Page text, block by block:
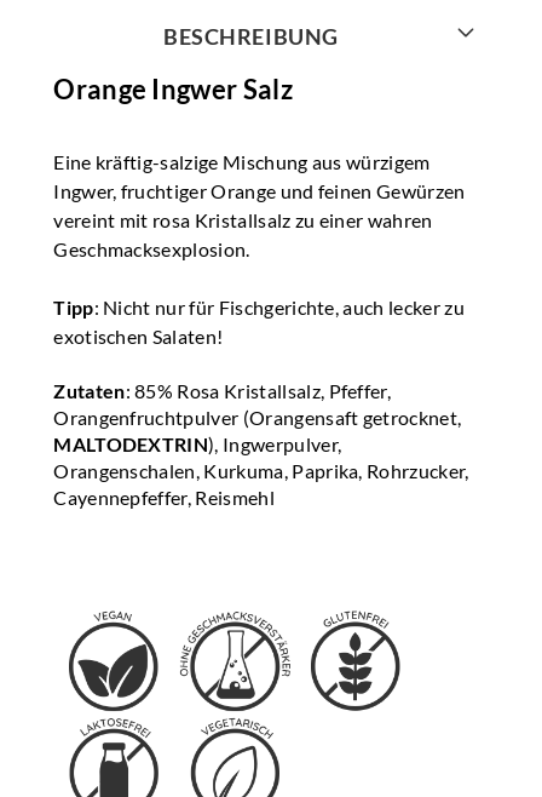
BESCHREIBUNG
Orange Ingwer Salz
Eine kräftig-salzige Mischung aus würzigem
Ingwer, fruchtiger Orange und feinen Gewürzen
vereint mit rosa Kristallsalz zu einer wahren
Geschmacksexplosion.
Tipp: Nicht nur für Fischgerichte, auch lecker zu
exotischen Salaten!
Zutaten: 85% Rosa Kristallsalz, Pfeffer,
Orangenfruchtpulver (Orangensaft getrocknet,
MALTODEXTRIN), Ingwerpulver,
Orangenschalen, Kurkuma, Paprika, Rohrzucker,
Cayennepfeffer, Reismehl